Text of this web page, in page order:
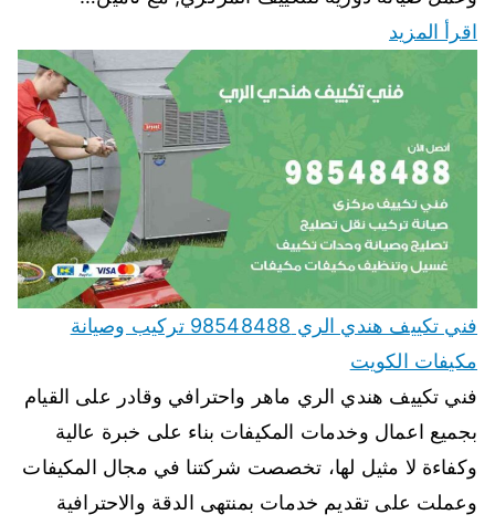
اقرأ المزيد
فني تكييف هندي الري 98548488 تركيب وصيانة
مكيفات الكويت
فني تكييف هندي الري ماهر واحترافي وقادر على القيام
بجميع اعمال وخدمات المكيفات بناء على خبرة عالية
وكفاءة لا مثيل لها، تخصصت شركتنا في مجال المكيفات
وعملت على تقديم خدمات بمنتهى الدقة والاحترافية